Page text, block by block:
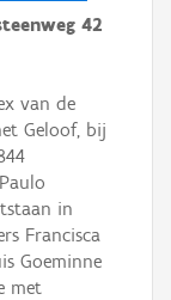
42
van de
Geloof, bij
in
Francisca
Goeminne
met